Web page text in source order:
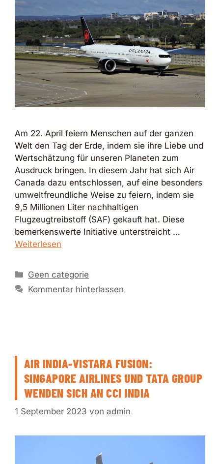
Am 22. April feiern Menschen auf der ganzen
Welt den Tag der Erde, indem sie ihre Liebe und
Wertschätzung für unseren Planeten zum
Ausdruck bringen. In diesem Jahr hat sich Air
Canada dazu entschlossen, auf eine besonders
umweltfreundliche Weise zu feiern, indem sie
9,5 Millionen Liter nachhaltigen
Flugzeugtreibstoff (SAF) gekauft hat. Diese
bemerkenswerte Initiative unterstreicht …
Weiterlesen
Kategorien
Geen categorie
Kommentar hinterlassen
AIR INDIA-VISTARA FUSION:
SINGAPORE AIRLINES UND TATA GROUP
WENDEN SICH AN CCI INDIA
1 September 2023 von admin